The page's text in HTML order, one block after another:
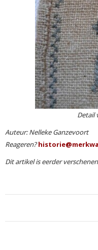
Detail
Auteur: Nelleke Ganzevoort
Reageren?eirotsih
Dit artikel is eerder